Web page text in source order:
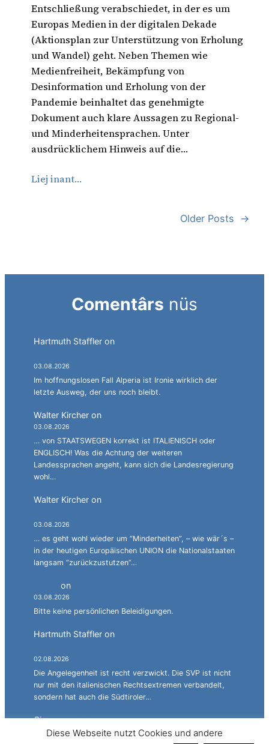
Entschließung verabschiedet, in der es um
Europas Medien in der digitalen Dekade
(Aktionsplan zur Unterstützung von Erholung
und Wandel) geht. Neben Themen wie
Medienfreiheit, Bekämpfung von
Desinformation und Erholung von der
Pandemie beinhaltet das genehmigte
Dokument auch klare Aussagen zu Regional-
und Minderheitensprachen. Unter
ausdrücklichem Hinweis auf die…
Liej inant…
Older Posts →
Comentârs nüs
Hartmuth Staffler on
03.08.2026
Im hoffnungslosen Fall Alperia ist Ironie wirklich der
letzte Ausweg, der uns noch bleibt.
Walter Kircher on
03.08.2026
… von STAATSWEGEN korrekt ist ITALIENISCH oder
ENGLISCH! Was die Achtung der weiteren
Landessprachen angeht, kann sich die Landesregierung
wohl…
Walter Kircher on
03.08.2026
… es geht wohl wieder um “Minderheiten”, – wie wär´s –
in der heutigen Europäischen UNION die Nationalstaaten
langsam “zurückzustutzen”…
on
03.08.2026
Bitte keine persönlichen Beleidigungen.
Hartmuth Staffler on
02.08.2026
Die Angelegenheit ist recht verzwickt. Die SVP ist nicht
nur mit den italienischen Rechtsextremen verbandelt,
sondern hat auch die Südtiroler…
CiceroonMelanie und Fabian ganz privat.
02.08.2026
Diese Webseite nutzt Cookies und andere